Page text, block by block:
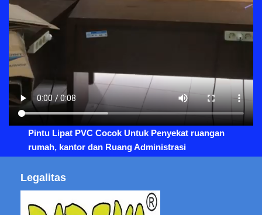
Pintu Lipat PVC Cocok Untuk Penyekat ruangan
rumah, kantor dan Ruang Administrasi
Legalitas